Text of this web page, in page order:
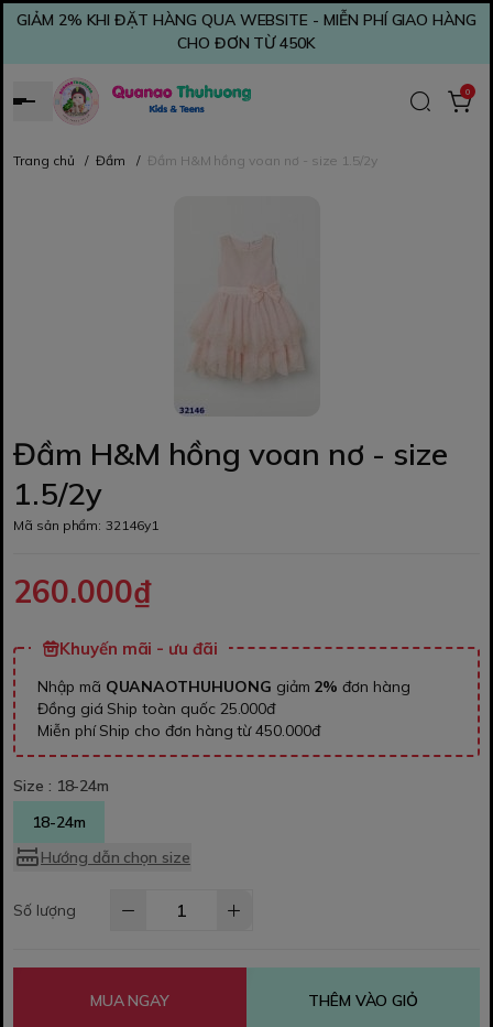
GIẢM 2% KHI ĐẶT HÀNG QUA WEBSITE - MIỄN PHÍ GIAO HÀNG
CHO ĐƠN TỪ 450K
0
Trang chủ / Đầm / Đầm H&M hồng voan nơ - size 1.5/2y
Đầm H&M hồng voan nơ - size
1.5/2y
Mã sản phẩm: 32146y1
260.000₫
Khuyến mãi - ưu đãi
Nhập mã QUANAOTHUHUONG giảm 2% đơn hàng
Đồng giá Ship toàn quốc 25.000đ
Miễn phí Ship cho đơn hàng từ 450.000đ
Size : 18-24m
18-24m
Hướng dẫn chọn size
Số lượng
MUA NGAY THÊM VÀO GIỎ